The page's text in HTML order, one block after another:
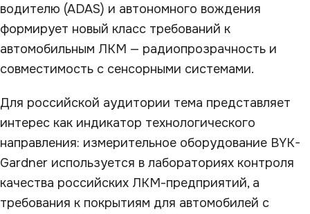
водителю (ADAS) и автономного вождения
формирует новый класс требований к
автомобильным ЛКМ — радиопрозрачность и
совместимость с сенсорными системами.
Для российской аудитории тема представляет
интерес как индикатор технологического
направления: измерительное оборудование BYK-
Gardner используется в лабораториях контроля
качества российских ЛКМ-предприятий, а
требования к покрытиям для автомобилей с